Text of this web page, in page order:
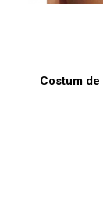
Costum